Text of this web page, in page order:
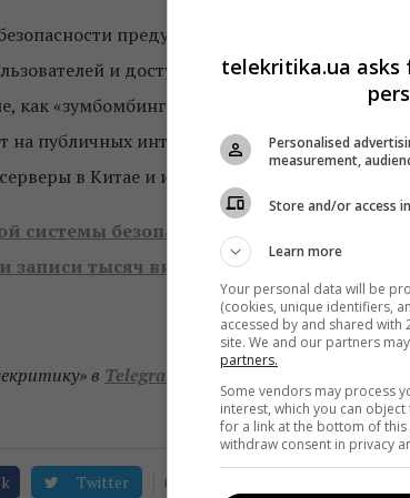
предупреждают, что хакеры
и доступа к файлам. К тому же,
как «зумбомбинг», когда тролли
публичных интернет-серверах. Кроме
в Китае и использовал местных
системы безопасности сервиса Zoom
записи тысяч видеозвонков
в Telegram Facebook!
Twitter 0
telekritika.ua asks
Personalised
measurement,
Store and/or access
Learn more
Your personal data will be
(cookies, unique identifiers,
accessed by and shared
site. We and our partners
partners.
Some vendors may process
interest, which you can
for a link at the bottom of
withdraw consent in privacy